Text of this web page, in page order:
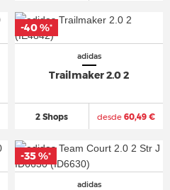
adidas
Trailmaker 2.0 2
2 Shops desde60,49 €
-40 %*
adidas
-35 %*